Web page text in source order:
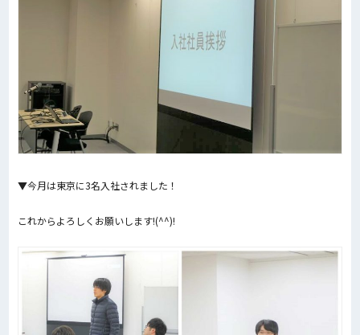
▼今月は東京に3名入社されました！
これからよろしくお願いします!(^^)!